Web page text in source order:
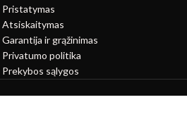
Pristatymas
Atsiskaitymas
Garantija ir grąžinimas
Privatumo politika
Prekybos sąlygos